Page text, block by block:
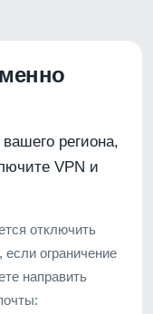
региона,
VPN и
отключить
ограничение
направить